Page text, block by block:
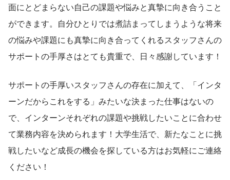
面にとどまらない自己の課題や悩みと真摯に向き合うこと
ができます。自分ひとりでは煮詰まってしまうような将来
の悩みや課題にも真摯に向き合ってくれるスタッフさんの
サポートの手厚さはとても貴重で、日々感謝しています！
サポートの手厚いスタッフさんの存在に加えて、「インタ
ーンだからこれをする」みたいな決まった仕事はないの
で、インターンそれぞれの課題や挑戦したいことに合わせ
て業務内容を決められます！大学生活で、新たなことに挑
戦したいなど成長の機会を探している方はお気軽にご連絡
ください！